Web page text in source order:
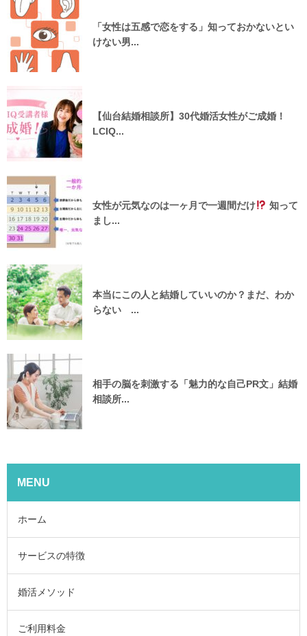
「女性は五感で恋をする」知っておかないとい
けない男...
【仙台結婚相談所】30代婚活女性がご成婚！
LCIQ...
女性が元気なのは一ヶ月で一週間だけ
知って
まし...
本当にこの人と結婚していいのか？まだ、わか
らない ...
相手の脳を刺激する「魅力的な自己PR文」結婚
相談所...
MENU
ホーム
サービスの特徴
婚活メソッド
ご利用料金